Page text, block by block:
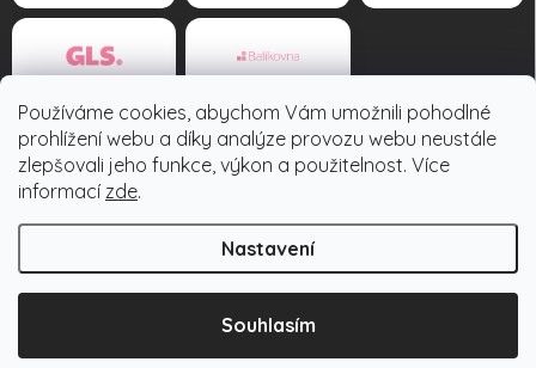
Používáme cookies, abychom Vám umožnili pohodlné
prohlížení webu a díky analýze provozu webu neustále
zlepšovali jeho funkce, výkon a použitelnost. Více
informací zde.
Nastavení
Souhlasím
Způsoby platby
Tuzexovky.cz . Všechna práva vyhrazena.